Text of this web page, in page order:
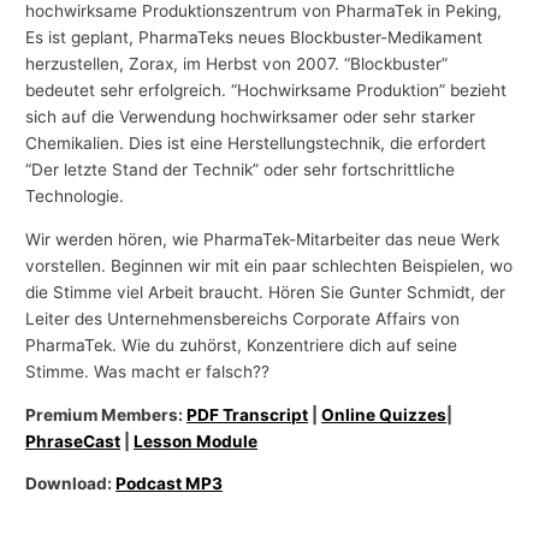
hochwirksame Produktionszentrum von PharmaTek in Peking,
Es ist geplant, PharmaTeks neues Blockbuster-Medikament
herzustellen, Zorax, im Herbst von 2007. “Blockbuster”
bedeutet sehr erfolgreich. “Hochwirksame Produktion” bezieht
sich auf die Verwendung hochwirksamer oder sehr starker
Chemikalien. Dies ist eine Herstellungstechnik, die erfordert
“Der letzte Stand der Technik” oder sehr fortschrittliche
Technologie.
Wir werden hören, wie PharmaTek-Mitarbeiter das neue Werk
vorstellen. Beginnen wir mit ein paar schlechten Beispielen, wo
die Stimme viel Arbeit braucht. Hören Sie Gunter Schmidt, der
Leiter des Unternehmensbereichs Corporate Affairs von
PharmaTek. Wie du zuhörst, Konzentriere dich auf seine
Stimme. Was macht er falsch??
Premium Members:PDF Transcript |Online Quizzes
PhraseCast |Lesson Module
Download:Podcast MP3